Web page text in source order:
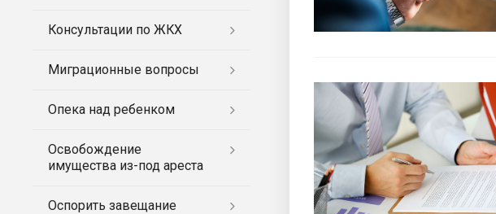
Консультации по ЖКХ
Миграционные вопросы
Опека над ребенком
Освобождение
имущества из-под ареста
Оспорить завещание